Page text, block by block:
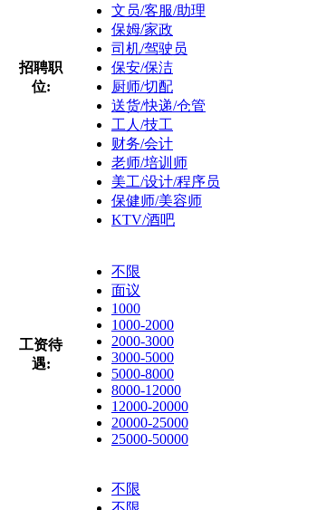
招聘职
位:
文员/客服/助理
保姆/家政
司机/驾驶员
保安/保洁
厨师/切配
送货/快递/仓管
工人/技工
财务/会计
老师/培训师
美工/设计/程序员
保健师/美容师
KTV/酒吧
工资待
遇:
不限
面议
1000
1000-2000
2000-3000
3000-5000
5000-8000
8000-12000
12000-20000
20000-25000
25000-50000
不限